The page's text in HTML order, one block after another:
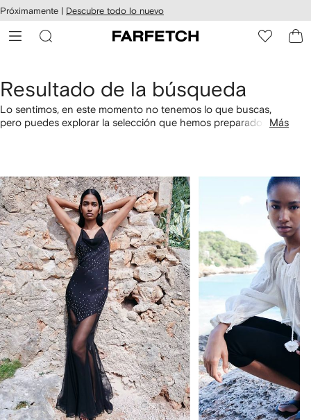
al
Próximamente | Descubre todo lo nuevo
Resultado de la búsqueda
Lo sentimos, en este momento no tenemos lo que buscas,
pero puedes explorar la selección que hemos preparado
Más